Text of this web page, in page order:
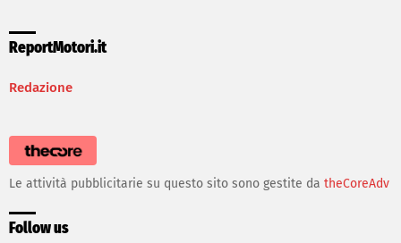
ReportMotori.it
Redazione
Le attività pubblicitarie su questo sito sono gestite da theCoreAdv
Follow us